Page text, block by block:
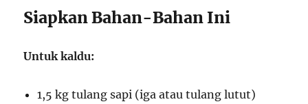
Siapkan Bahan-Bahan Ini
Untuk kaldu:
1,5 kg tulang sapi (iga atau tulang lutut)